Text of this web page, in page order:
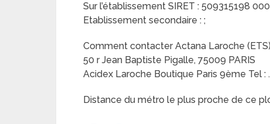
Sur l’établissement SIRET : 509315198
Etablissement secondaire : ;
Comment contacter Actana Laroche
50 r Jean Baptiste Pigalle, 75009 PARIS
Acidex Laroche Boutique Paris 9ème Tel :
Distance du métro le plus proche de ce